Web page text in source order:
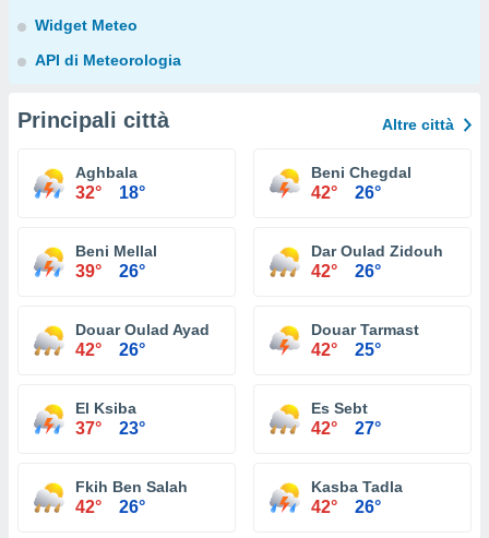
Widget Meteo
API di Meteorologia
Principali città Altre città
Aghbala
32° 18°
Beni Chegdal
42° 26°
Beni Mellal
39° 26°
Dar Oulad Zidouh
42° 26°
Douar Oulad Ayad
42° 26°
Douar Tarmast
42° 25°
El Ksiba
37° 23°
Es Sebt
42° 27°
Fkih Ben Salah
42° 26°
Kasba Tadla
42° 26°